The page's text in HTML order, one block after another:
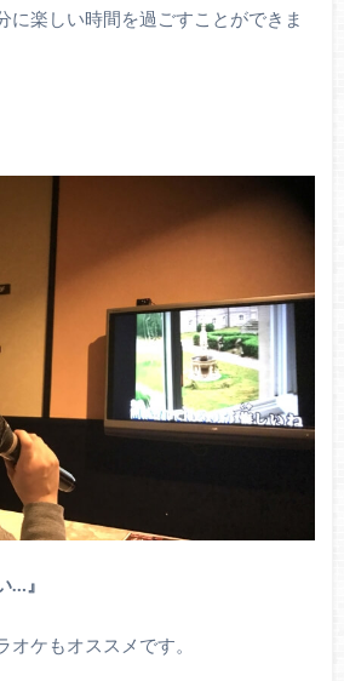
に楽しい時間を過ごすことができま
…』
オケもオススメです。